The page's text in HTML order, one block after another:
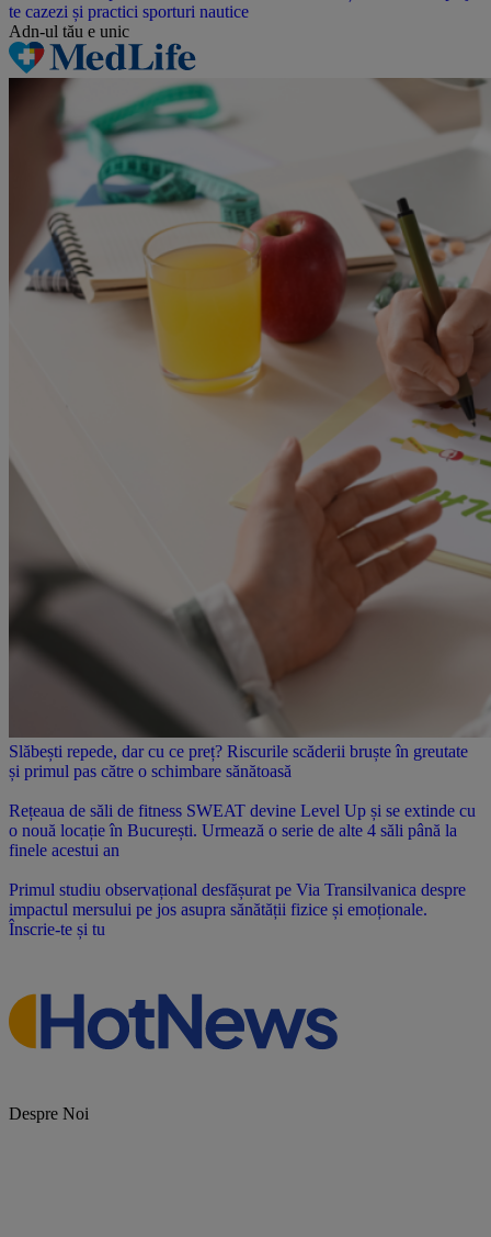
Adn-ul tău e unic
Slăbești repede, dar cu ce preț? Riscurile scăderii bruște în greutate
și primul pas către o schimbare sănătoasă
Rețeaua de săli de fitness SWEAT devine Level Up și se extinde cu
o nouă locație în București. Urmează o serie de alte 4 săli până la
finele acestui an
Primul studiu observațional desfășurat pe Via Transilvanica despre
impactul mersului pe jos asupra sănătății fizice și emoționale.
Înscrie-te și tu
Despre Noi